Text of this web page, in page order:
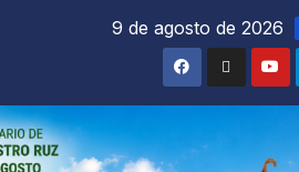
9 de agosto de 2026